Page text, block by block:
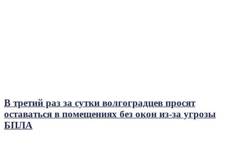
В третий раз за сутки волгоградцев просят
оставаться в помещениях без окон из-за угрозы
БПЛА